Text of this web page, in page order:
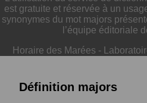
est gratuite et réservée à un
synonymes du mot majors
l’équipe éditoriale
Horaire des Marées -
Définition majors